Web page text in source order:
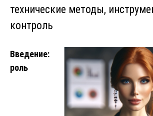
технические методы,
контроль
Введение:
роль